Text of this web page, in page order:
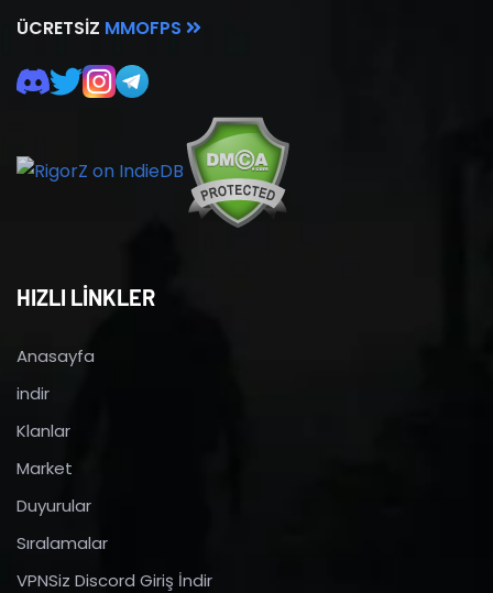
ÜCRETSIZ MMOFPS
HIZLI LİNKLER
Anasayfa
indir
Klanlar
Market
Duyurular
Sıralamalar
VPNSiz Discord Giriş İndir